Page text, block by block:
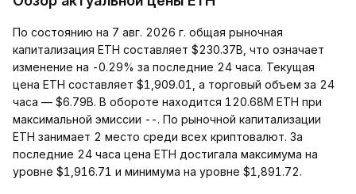
По состоянию на 7 авг. 2026 г. общая рыночная
капитализация ETH составляет $230.37B, что означает
изменение на -0.29% за последние 24 часа. Текущая
цена ETH составляет $1,909.01, а торговый объем за 24
часа — $6.79B. В обороте находится 120.68M ETH при
максимальной эмиссии --. По рыночной капитализации
ETH занимает 2 место среди всех криптовалют. За
последние 24 часа цена ETH достигала максимума на
уровне $1,916.71 и минимума на уровне $1,891.72.